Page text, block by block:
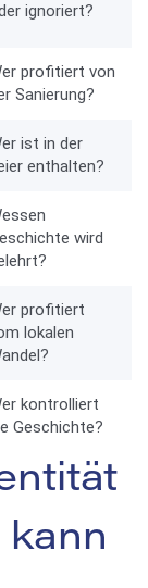
ignoriert?
profitiert von
Sanierung?
ist in der
enthalten?
wird
profitiert
lokalen
kontrolliert
Geschichte?